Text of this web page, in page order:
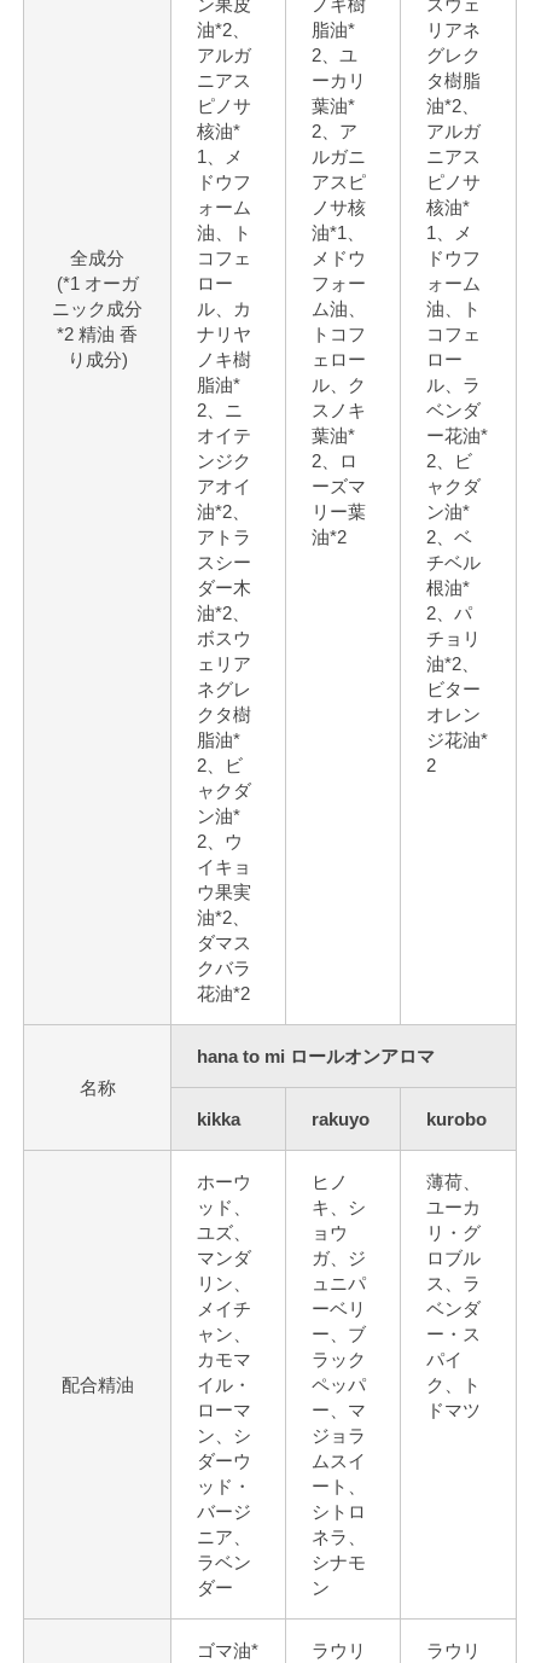
全成分
(*1 オーガ
ニック成分
*2 精油 香
り成分)
油*2、
アルガ
ニアス
ピノサ
核油*
1、メ
ドウフ
ォーム
油、ト
コフェ
ロー
ル、カ
ナリヤ
ノキ樹
脂油*
2、ニ
オイテ
ンジク
アオイ
油*2、
アトラ
スシー
ダー木
油*2、
ボスウ
ェリア
ネグレ
クタ樹
脂油*
2、ビ
ャクダ
ン油*
2、ウ
イキョ
ウ果実
油*2、
ダマス
クバラ
花油*2
脂油*
2、ユ
ーカリ
葉油*
2、ア
ルガニ
アスピ
ノサ核
油*1、
メドウ
フォー
ム油、
トコフ
ェロー
ル、ク
スノキ
葉油*
2、ロ
ーズマ
リー葉
油*2
リアネ
グレク
タ樹脂
油*2、
アルガ
ニアス
ピノサ
核油*
1、メ
ドウフ
ォーム
油、ト
コフェ
ロー
ル、ラ
ベンダ
ー花油*
2、ビ
ャクダ
ン油*
2、ベ
チベル
根油*
2、パ
チョリ
油*2、
ビター
オレン
ジ花油*
2
名称
hana to mi ロールオンアロマ
kikka rakuyo kurobo
配合精油
ホーウ
ッド、
ユズ、
マンダ
リン、
メイチ
ャン、
カモマ
イル・
ローマ
ン、シ
ダーウ
ッド・
バージ
ニア、
ラベン
ダー
ヒノ
キ、シ
ョウ
ガ、ジ
ュニパ
ーベリ
ー、ブ
ラック
ペッパ
ー、マ
ジョラ
ムスイ
ート、
シトロ
ネラ、
シナモ
ン
薄荷、
ユーカ
リ・グ
ロブル
ス、ラ
ベンダ
ー・ス
パイ
ク、ト
ドマツ
ゴマ油*
ラウリ
ラウリ